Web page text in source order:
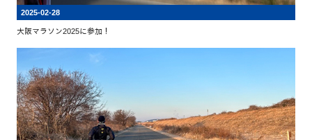
2025-02-28
大阪マラソン2025に参加！